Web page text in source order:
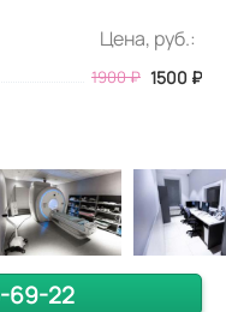
Цена, руб.:
1900₽ 1500 ₽
69-22